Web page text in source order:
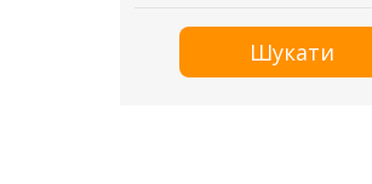
Шукати